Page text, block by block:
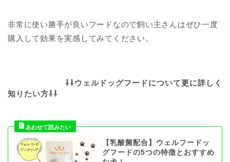
非常に使い勝手が良いフードなので飼い主さんはぜひ一度
購入して効果を実感してみてください。
⇩⇩ウェルドッグフードについて更に詳しく
知りたい方⇩⇩
【乳酸菌配合】ウェルフードッ
グフードの5つの特徴とおすすめ